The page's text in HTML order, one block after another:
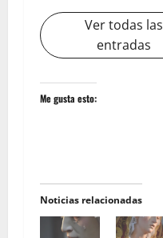
Ver todas las
entradas
Me gusta esto:
Noticias relacionadas